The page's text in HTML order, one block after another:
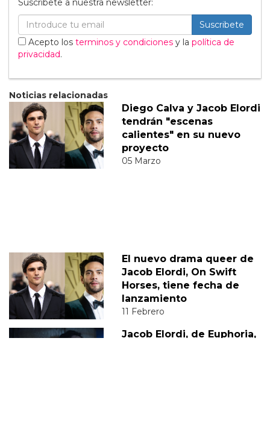
Suscribete a nuestra newsletter:
Suscribete
Acepto los terminos y condiciones y la política de
privacidad.
Noticias relacionadas
Diego Calva y Jacob Elordi
tendrán "escenas
calientes" en su nuevo
proyecto
05 Marzo
El nuevo drama queer de
Jacob Elordi, On Swift
Horses, tiene fecha de
lanzamiento
11 Febrero
Jacob Elordi, de Euphoria,